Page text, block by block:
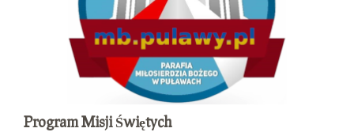
Program Misji Świętych